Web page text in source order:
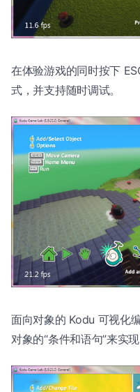
在体验游戏的同时按下
式，并支持随时调试。
面向对象的 Kodu 可视化
对象的“条件和语句”来实现